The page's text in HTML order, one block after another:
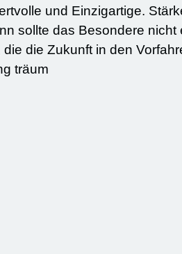
Stärke und Eleganz in
sollte das Besondere
die Zukunft in den
träum